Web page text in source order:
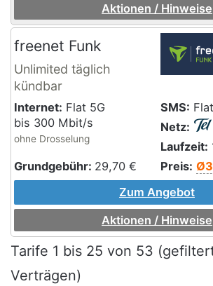
Aktionen / Hinweise
freenet Funk
Unlimited täglich
kündbar
Internet: Flat 5G
bis 300 Mbit/s
ohne Drosselung
SMS:
Netz:
Laufzeit:
Grundgebühr: 29,70 € Preis:
Zum Angebot
Aktionen / Hinweise
Tarife 1 bis 25 von 53
Verträgen)